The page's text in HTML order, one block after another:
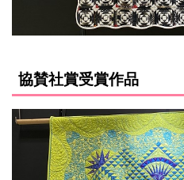
協賛社賞受賞作品